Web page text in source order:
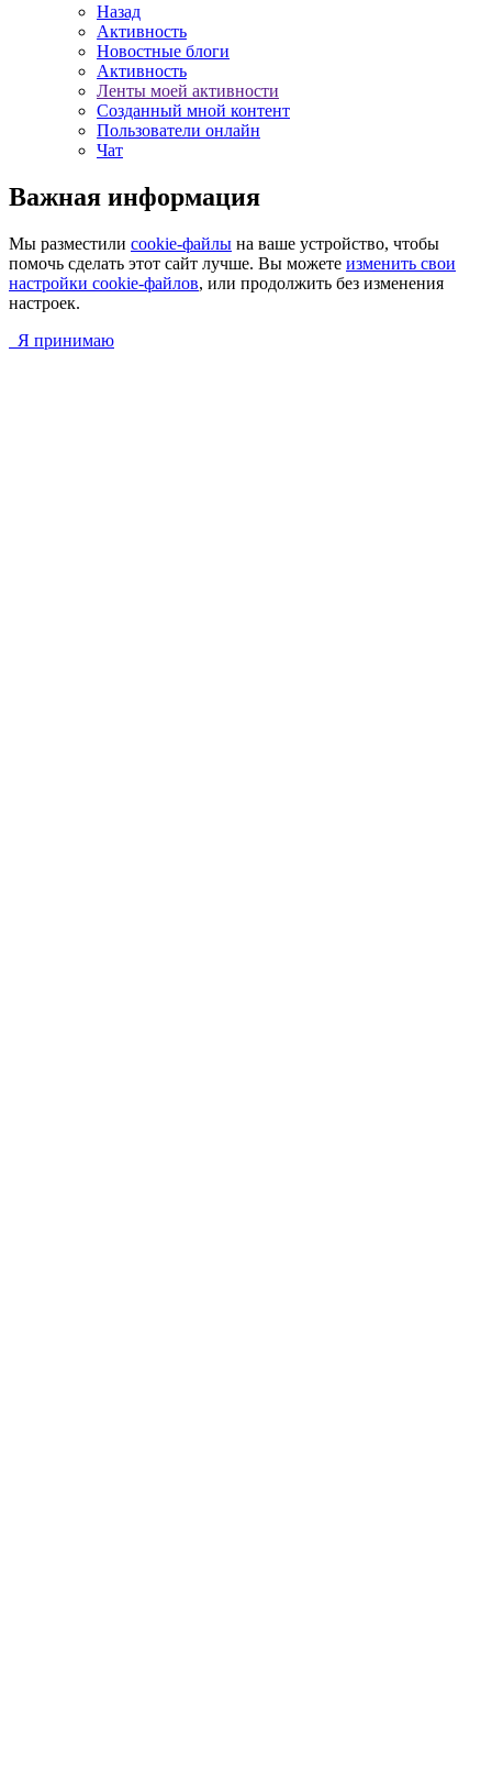
Назад
Активность
Новостные блоги
Активность
Ленты моей активности
Созданный мной контент
Пользователи онлайн
Чат
Важная информация
Мы разместили cookie-файлы на ваше устройство, чтобы
помочь сделать этот сайт лучше. Вы можете изменить свои
настройки cookie-файлов, или продолжить без изменения
настроек.
Я принимаю